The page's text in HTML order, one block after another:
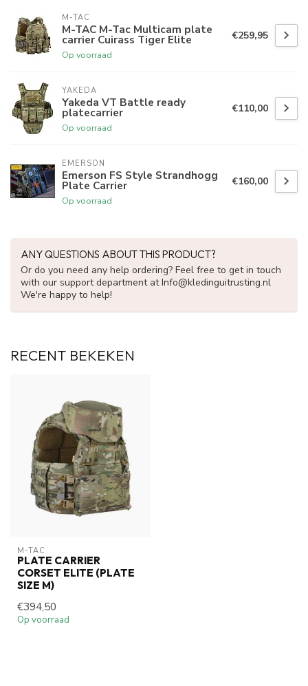
M-TAC
M-TAC M-Tac Multicam plate
carrier Cuirass Tiger Elite
Op voorraad
€259,95
YAKEDA
Yakeda VT Battle ready
platecarrier
Op voorraad
€110,00
EMERSON
Emerson FS Style Strandhogg
Plate Carrier
Op voorraad
€160,00
ANY QUESTIONS ABOUT THIS PRODUCT?
Or do you need any help ordering? Feel free to get in touch
with our support department atInfo@kledinguitrusting.nl
We're happy to help!
RECENT BEKEKEN
M-TAC
PLATE CARRIER
CORSET ELITE (PLATE
SIZE M)
€394,50
Op voorraad